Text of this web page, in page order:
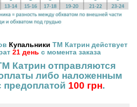
Купальники ТМ Катрин действует
21 день с момента заказа
Катрин отправляются
либо наложенным
предоплатой 100 грн.